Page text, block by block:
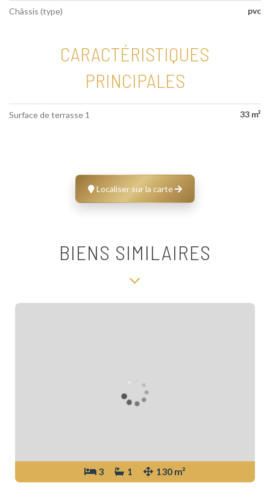
Châssis (type) pvc
CARACTÉRISTIQUES
PRINCIPALES
Surface de terrasse 1 33 m²
Localiser sur la carte
BIENS SIMILAIRES
3 1 130 m²